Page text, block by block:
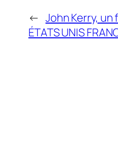
← John Kerry,
ÉTATS UNIS